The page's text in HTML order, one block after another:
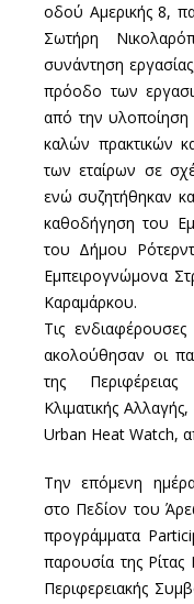
οδού Αμερικής 8,
Σωτήρη
συνάντηση
πρόοδο των
από την υλοποίηση
καλών πρακτικών
των εταίρων σε
ενώ συζητήθηκαν
καθοδήγηση του
του Δήμου
Εμπειρογνώμονα
Καραμάρκου.
Τις
ακολούθησαν οι
της
Κλιματικής
Urban Heat Watch,
Την επόμενη
στο Πεδίον του
προγράμματα
παρουσία της
Περιφερειακής